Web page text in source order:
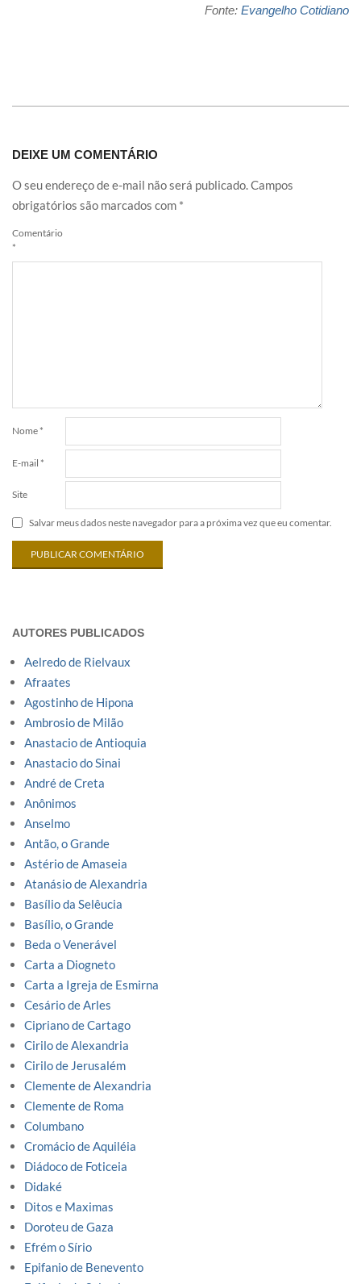
Fonte: Evangelho Cotidiano
DEIXE UM COMENTÁRIO
O seu endereço de e-mail não será publicado.Campos
obrigatórios são marcados com *
Comentário
*
Nome *
E-mail *
Site
Salvar meus dados neste navegador para a próxima vez que eu comentar.
AUTORES PUBLICADOS
Aelredo de Rielvaux
Afraates
Agostinho de Hipona
Ambrosio de Milão
Anastacio de Antioquia
Anastacio do Sinai
André de Creta
Anônimos
Anselmo
Antão, o Grande
Astério de Amaseia
Atanásio de Alexandria
Basílio da Selêucia
Basílio, o Grande
Beda o Venerável
Carta a Diogneto
Carta a Igreja de Esmirna
Cesário de Arles
Cipriano de Cartago
Cirilo de Alexandria
Cirilo de Jerusalém
Clemente de Alexandria
Clemente de Roma
Columbano
Cromácio de Aquiléia
Diádoco de Foticeia
Didaké
Ditos e Maximas
Doroteu de Gaza
Efrém o Sírio
Epifanio de Benevento